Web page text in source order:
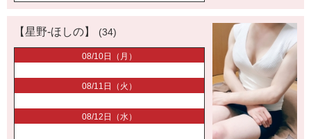
【星野-ほしの】 (34)
08/10日（月）
08/11日（火）
08/12日（水）